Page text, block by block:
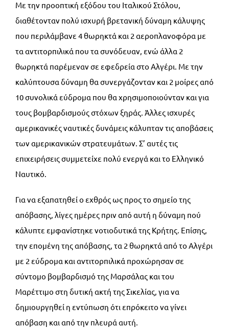
Με την προοπτική εξόδου του Ιταλικού Στόλου,
διαθέτονταν πολύ ισχυρή βρετανική δύναμη κάλυψης
που περιλάμβανε 4 θωρηκτά και 2 αεροπλανοφόρα με
τα αντιτορπιλικά που τα συνόδευαν, ενώ άλλα 2
θωρηκτά παρέμεναν σε εφεδρεία στο Αλγέρι. Με την
καλύπτουσα δύναμη θα συνεργάζονταν και 2 μοίρες από
10 συνολικά εύδρομα που θα χρησιμοποιούνταν και για
τους βομβαρδισμούς στόχων ξηράς. Άλλες ισχυρές
αμερικανικές ναυτικές δυνάμεις κάλυπταν τις αποβάσεις
των αμερικανικών στρατευμάτων. Σ’ αυτές τις
επιχειρήσεις συμμετείχε πολύ ενεργά και το Ελληνικό
Ναυτικό.
Για να εξαπατηθεί ο εχθρός ως προς το σημείο της
απόβασης, λίγες ημέρες πριν από αυτή η δύναμη πού
κάλυπτε εμφανίστηκε νοτιοδυτικά της Κρήτης. Επίσης,
την επομένη της απόβασης, τα 2 θωρηκτά από το Αλγέρι
με 2 εύδρομα και αντιτορπιλικά προχώρησαν σε
σύντομο βομβαρδισμό της Μαρσάλας και του
Μαρέττιμο στη δυτική ακτή της Σικελίας, για να
δημιουργηθεί η εντύπωση ότι επρόκειτο να γίνει
απόβαση και από την πλευρά αυτή.